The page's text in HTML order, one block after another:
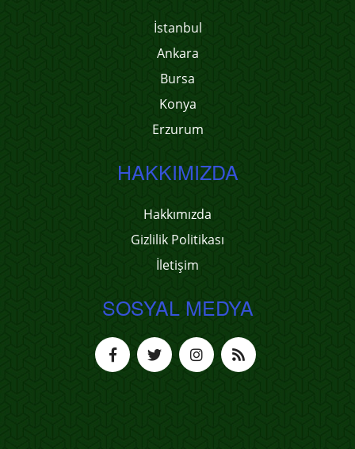
İstanbul
Ankara
Bursa
Konya
Erzurum
HAKKIMIZDA
Hakkımızda
Gizlilik Politikası
İletişim
SOSYAL MEDYA